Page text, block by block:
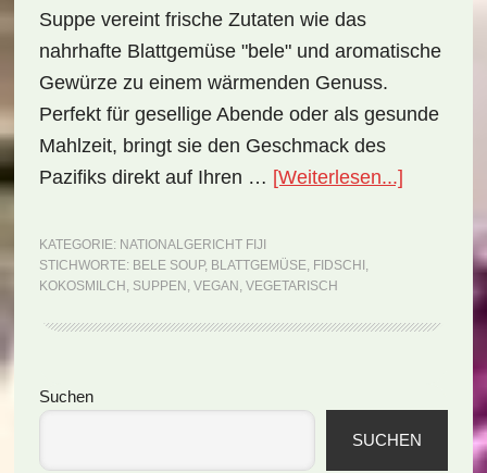
Suppe vereint frische Zutaten wie das
nahrhafte Blattgemüse "bele" und aromatische
Gewürze zu einem wärmenden Genuss.
Perfekt für gesellige Abende oder als gesunde
Mahlzeit, bringt sie den Geschmack des
Pazifiks direkt auf Ihren … [Weiterlesen...]
(Rezept)
KATEGORIE: NATIONALGERICHT FIJI
STICHWORTE: BELE SOUP, BLATTGEMÜSE, FIDSCHI ,
KOKOSMILCH , SUPPEN , VEGAN , VEGETARISCH
Seitenspalte
Suchen
SUCHEN